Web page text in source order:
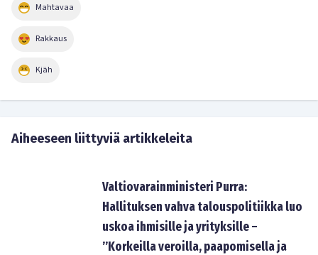
Mahtavaa
Rakkaus
Kjäh
Aiheeseen liittyviä artikkeleita
Valtiovarainministeri Purra:
Hallituksen vahva talouspolitiikka luo
uskoa ihmisille ja yrityksille –
”Korkeilla veroilla, paapomisella ja